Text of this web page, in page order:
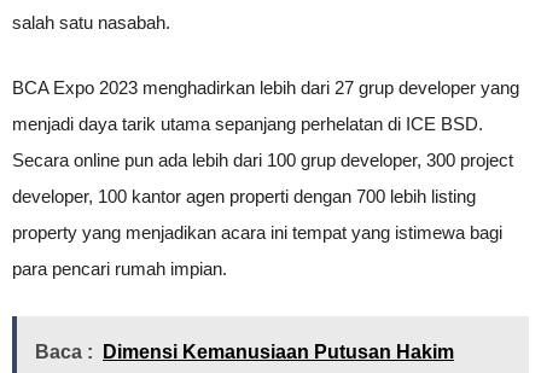
salah satu nasabah.
BCA Expo 2023 menghadirkan lebih dari 27 grup developer yang
menjadi daya tarik utama sepanjang perhelatan di ICE BSD.
Secara online pun ada lebih dari 100 grup developer, 300 project
developer, 100 kantor agen properti dengan 700 lebih listing
property yang menjadikan acara ini tempat yang istimewa bagi
para pencari rumah impian.
Baca : Dimensi Kemanusiaan Putusan Hakim